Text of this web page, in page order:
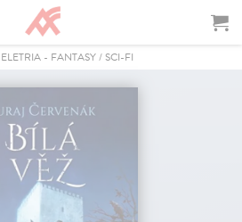
- FANTASY / SCI-FI